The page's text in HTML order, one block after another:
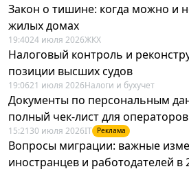
Закон о тишине: когда можно и
жилых домах
19:4024 июля 2026ЖКХ
Налоговый контроль и
позиции высших судов
19:0621 июля 2026Налоги и бухучет
Документы по персональным
полный чек-лист для операторов
15:21 30 июля 2026IT Реклама
Вопросы миграции: важные
иностранцев и работодателей в